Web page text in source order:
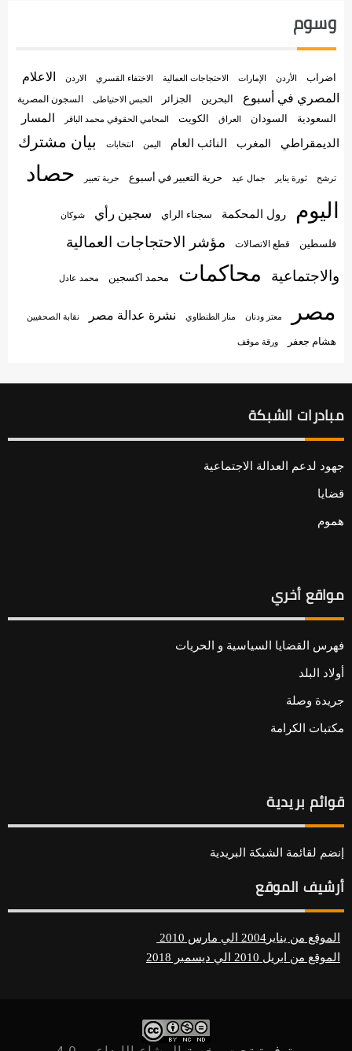
وسوم
اضراب الأردن الإمارات الاحتجاجات العمالية الاختفاء القسري الاردن
الاعلام
المصري في أسبوع
البحرين الجزائر الحبس الاحتياطى السجون المصرية
السعودية السودان العراق الكويت المحامي الحقوقي محمد الباقر
المسار
الديمقراطي
المغرب النائب العام اليمن انتخابات بيان مشترك
ترشح ثورة يناير جمال عيد حرية التعبير في أسبوع حرية تعبير
حصاد
اليوم
رول المحكمة سجناء الراي سجين رأي شوكان
فلسطين قطع الاتصالات مؤشر الاحتجاجات العمالية
والاجتماعية محاكمات محمد اكسجين محمد عادل
مصر معتز ودنان منار الطنطاوي نشرة عدالة مصر نقابة الصحفيين
هشام جعفر ورقة موقف
مبادرات الشبكة
جهود لدعم العدالة الاجتماعية
قضايا
هموم
مواقع أخري
فهرس القضايا السياسية و الحريات
أولاد البلد
جريدة وصلة
مكتبات الكرامة
قوائم بريدية
إنضم لقائمة الشبكة البريدية
أرشيف الموقع
الموقع من يناير2004 الي مارس 2010
الموقع من ابريل 2010 الي ديسمبر 2018